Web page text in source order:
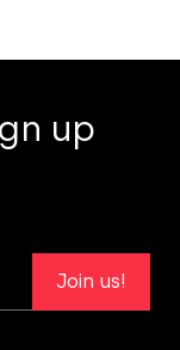
up
Join us!